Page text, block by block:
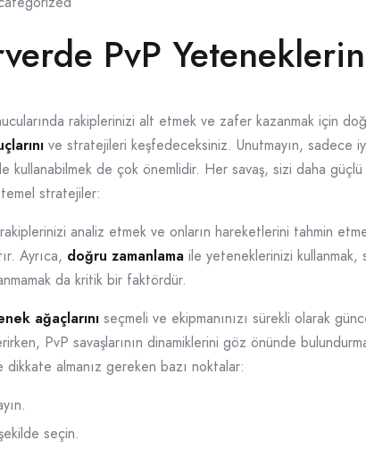
PvP
rakiplerinizi alt etmek ve zafer kazanmak için
ve stratejileri keşfedeceksiniz. Unutmayın, sadece
kullanabilmek de çok önemlidir. Her savaş, sizi daha
stratejiler:
analiz etmek ve onların hareketlerini tahmin
Ayrıca, doğru zamanlama ile yeteneklerinizi kullanmak,
da kritik bir faktördür.
ağaçlarını seçmeli ve ekipmanınızı sürekli olarak
PvP savaşlarının dinamiklerini göz önünde
almanız gereken bazı noktalar:
seçin.